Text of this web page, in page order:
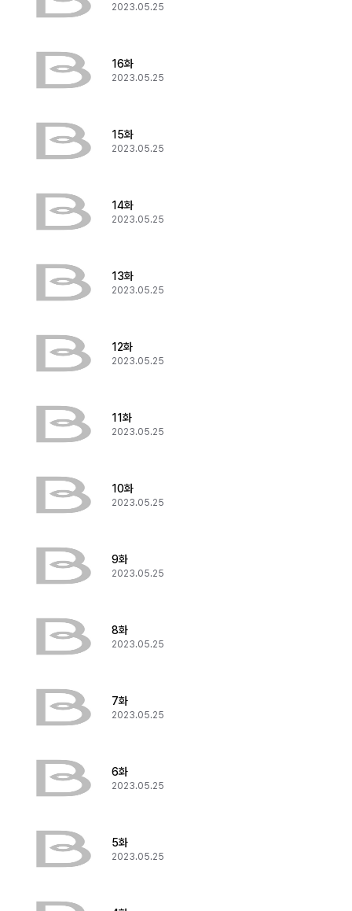
2023.05.25
16화
2023.05.25
15화
2023.05.25
14화
2023.05.25
13화
2023.05.25
12화
2023.05.25
11화
2023.05.25
10화
2023.05.25
9화
2023.05.25
8화
2023.05.25
7화
2023.05.25
6화
2023.05.25
5화
2023.05.25